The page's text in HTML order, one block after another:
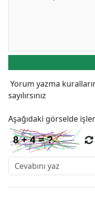
Yorum yazma
sayılırsınız
Aşağıdaki görselde